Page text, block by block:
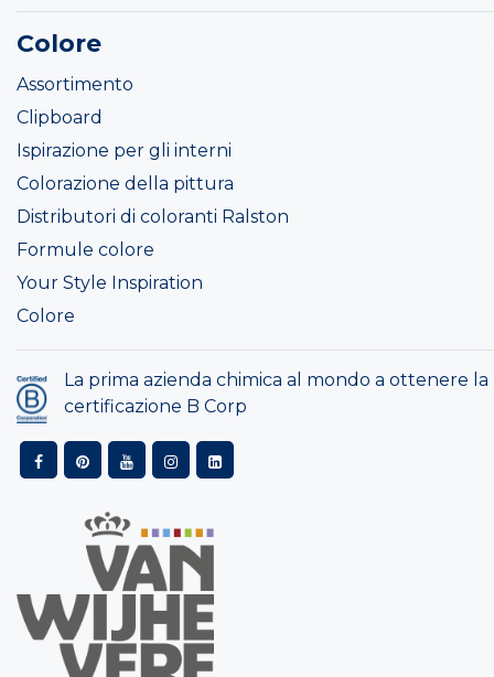
Colore
Assortimento
Clipboard
Ispirazione per gli interni
Colorazione della pittura
Distributori di coloranti Ralston
Formule colore
Your Style Inspiration
Colore
La prima azienda chimica al mondo a ottenere la
certificazione B Corp